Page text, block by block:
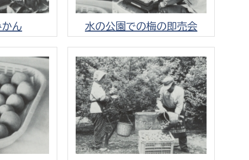
局 監査事務局
かん 水の公園での梅の即売会